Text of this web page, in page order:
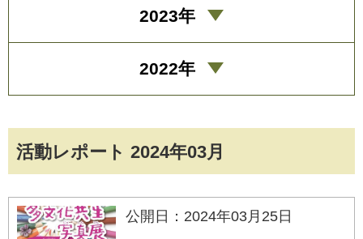
活動レポート 2024年03月
公開日：2024年03月25日
2023年
2022年